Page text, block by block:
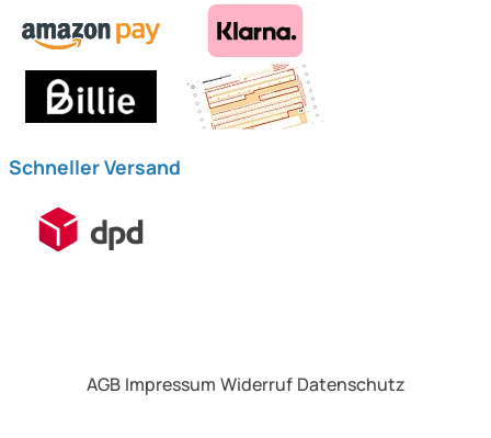
Schneller Versand
AGB Impressum Widerruf Datenschutz